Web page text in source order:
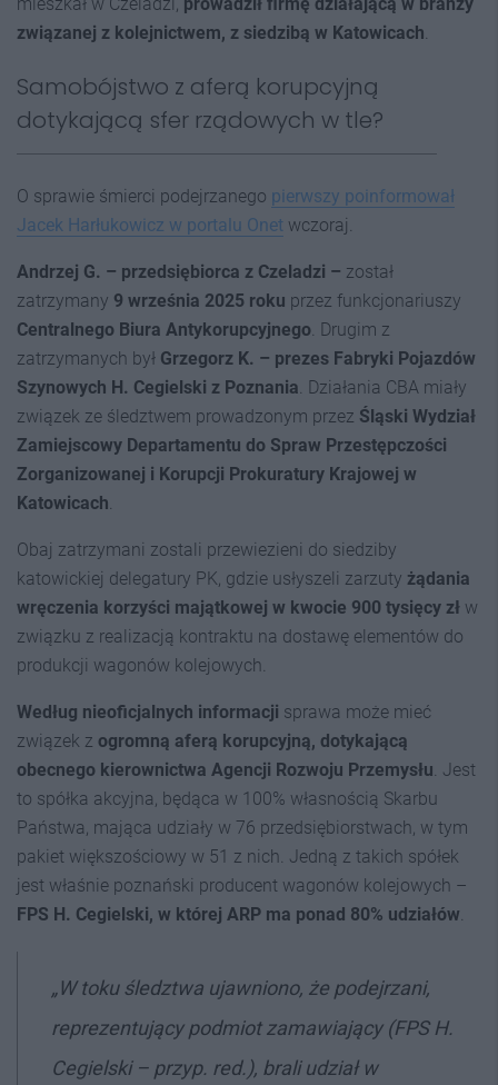
związanej z kolejnictwem, z siedzibą w Katowicach
Samobójstwo z aferą korupcyjną
dotykającą sfer rządowych w tle?
O sprawie śmierci podejrzanego pierwszy poinformował
Jacek Harłukowicz w portalu Onet wczoraj.
Andrzej G. – przedsiębiorca z Czeladzi – został
zatrzymany 9 września 2025 roku przez funkcjonariuszy
Centralnego Biura Antykorupcyjnego . Drugim z
zatrzymanych był Grzegorz K. – prezes Fabryki Pojazdów
Szynowych H. Cegielski z Poznania . Działania CBA miały
związek ze śledztwem prowadzonym przez Śląski Wydział
Zamiejscowy Departamentu do Spraw Przestępczości
Zorganizowanej i Korupcji Prokuratury Krajowej w
Katowicach
Obaj zatrzymani zostali przewiezieni do siedziby
katowickiej delegatury PK, gdzie usłyszeli zarzuty żądania
wręczenia korzyści majątkowej w kwocie 900 tysięcy zł w
związku z realizacją kontraktu na dostawę elementów do
produkcji wagonów kolejowych.
Według nieoficjalnych informacji sprawa może mieć
związek z ogromną aferą korupcyjną, dotykającą
obecnego kierownictwa Agencji Rozwoju Przemysłu . Jest
to spółka akcyjna, będąca w 100% własnością Skarbu
Państwa, mająca udziały w 76 przedsiębiorstwach, w tym
pakiet większościowy w 51 z nich. Jedną z takich spółek
jest właśnie poznański producent wagonów kolejowych –
FPS H. Cegielski, w której ARP ma ponad 80% udziałów
„W toku śledztwa ujawniono, że podejrzani,
reprezentujący podmiot zamawiający (FPS H.
Cegielski – przyp. red.), brali udział w